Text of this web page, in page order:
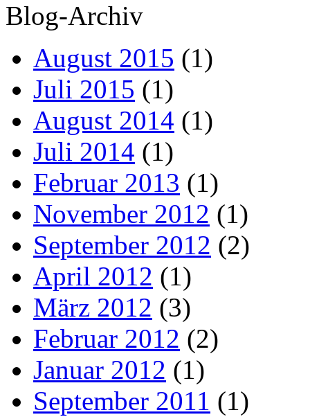
Blog-Archiv
August 2015 (1)
Juli 2015 (1)
August 2014 (1)
Juli 2014 (1)
Februar 2013 (1)
November 2012 (1)
September 2012 (2)
April 2012 (1)
März 2012 (3)
Februar 2012 (2)
Januar 2012 (1)
September 2011 (1)